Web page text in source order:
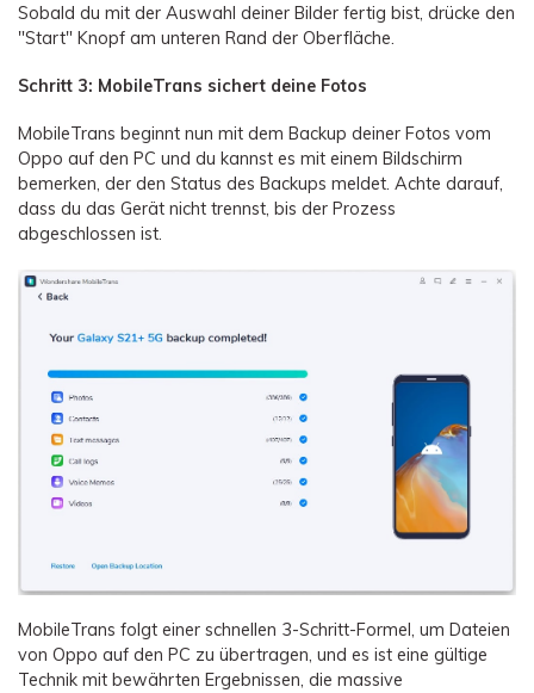
Sobald du mit der Auswahl deiner Bilder fertig bist, drücke den
"Start" Knopf am unteren Rand der Oberfläche.
Schritt 3: MobileTrans sichert deine Fotos
MobileTrans beginnt nun mit dem Backup deiner Fotos vom
Oppo auf den PC und du kannst es mit einem Bildschirm
bemerken, der den Status des Backups meldet. Achte darauf,
dass du das Gerät nicht trennst, bis der Prozess
abgeschlossen ist.
MobileTrans folgt einer schnellen 3-Schritt-Formel, um Dateien
von Oppo auf den PC zu übertragen, und es ist eine gültige
Technik mit bewährten Ergebnissen, die massive